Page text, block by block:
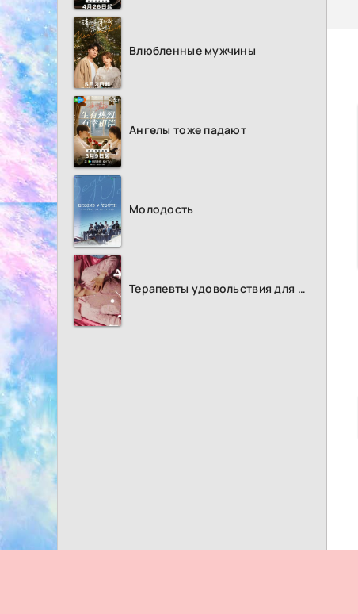
Влюбленные мужчины
Ангелы тоже падают
Молодость
Терапевты удовольствия для женщин